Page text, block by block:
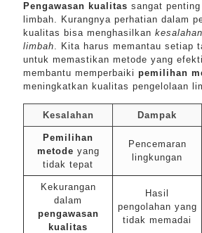
Pengawasan kualitas sangat
limbah. Kurangnya perhatian dalam
kualitas bisa menghasilkan
limbah. Kita harus memantau setiap
untuk memastikan metode yang
membantu memperbaiki pemilihan
meningkatkan kualitas pengelolaan
Kesalahan Dampak
Pemilihan
metode yang
tidak tepat
Pencemaran
lingkungan
Kekurangan
dalam
pengawasan
kualitas
Hasil
pengolahan yang
tidak memadai